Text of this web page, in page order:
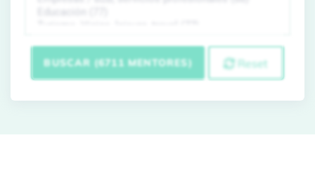
BUSCAR (6711 MENTORES) Reset